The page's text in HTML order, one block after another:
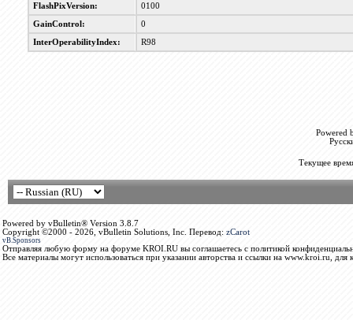
FlashPixVersion: 0100
GainControl: 0
InterOperabilityIndex: R98
Powered
Текущее
Powered by vBulletin® Version 3.8.7
Copyright ©2000 - 2026, vBulletin Solutions, Inc. Перевод: zCarot
vB.Sponsors
Отправляя любую форму на форуме KROI.RU вы соглашаетесь с политикой
Все материалы могут использоваться при указании авторства и ссылки на www.kroi.ru, для